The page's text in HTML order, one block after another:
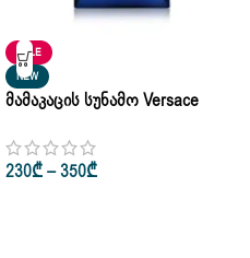
SALE
NEW
Მამაკაცის Სუნამო Versace
230₾–350₾